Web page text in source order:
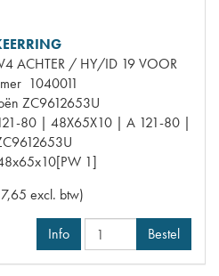
ACHTER / HY/ID 19 VOOR
1040011
ZC9612653U
80 | 48X65X10 | A 121-80 |
1]
excl. btw)
Info Bestel